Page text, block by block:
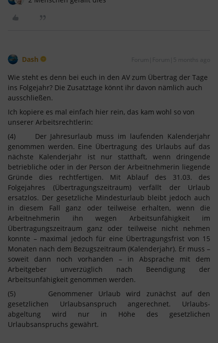
Dash Forum|Forum|5 months ago
Wie steht es denn bei euch in den AV zum Übertrag der Tage
ins Folgejahr? Die Zusatztage könnt ihr davon nämlich auch
ausschließen.
Ich kopiere es mal einfach hier rein, das kam wohl so von
unserer Arbeitsrechtlerin:
(4) Der Jahresurlaub muss im laufenden Kalenderjahr
genommen werden. Eine Übertragung des Urlaubs auf das
nächste Kalenderjahr ist nur statthaft, wenn dringende
betriebliche oder in der Person der Arbeitnehmerin liegende
Gründe dies rechtfertigen. Mit Ablauf des 31.03. des
Folgejahres (Übertragungszeitraum) verfällt der Urlaub
ersatzlos. Der gesetzliche Mindesturlaub bleibt jedoch auch
in diesem Fall ganz oder teilweise erhalten, wenn die
Arbeitnehmerin ihn wegen Arbeitsunfähigkeit im
Übertragungszeitraum ganz oder teilweise nicht nehmen
konnte – maximal jedoch für eine Übertragungsfrist von 15
Monaten nach dem Bezugszeitraum (Kalen­derjahr). Er muss –
soweit dann noch vorhanden – in Absprache mit dem
Arbeitgeber unver­züglich nach Beendigung der
Arbeitsunfähigkeit genommen werden.
(5) Genommener Urlaub wird zunächst auf den
gesetzlichen Urlaubsanspruch angerechnet. Urlaubs­
abgeltung wird nur in Höhe des gesetzlichen
Urlaubsanspruchs gewährt.